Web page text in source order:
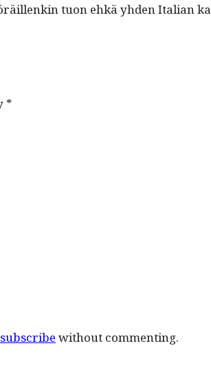
tuon ehkä yhden Ital­ian
*
subscribe without commenting.